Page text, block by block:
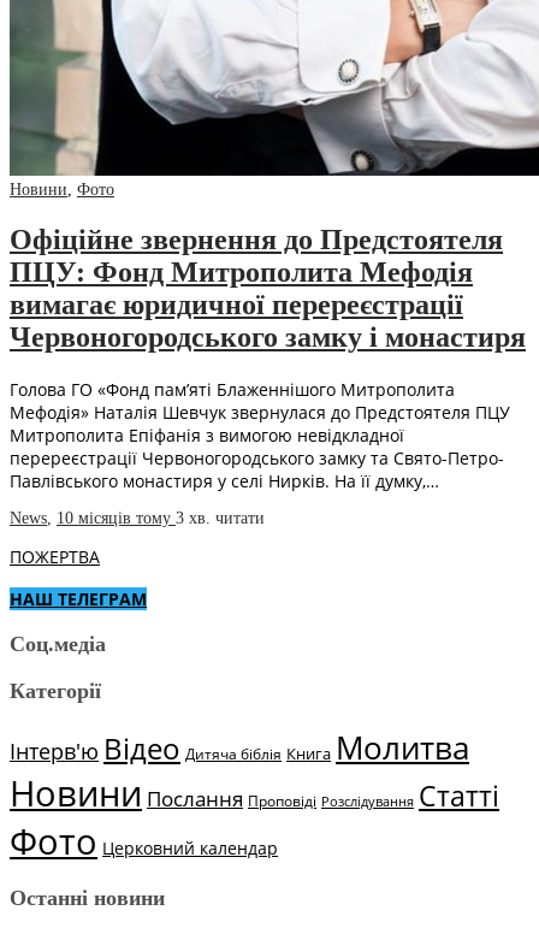
Новини, Фото
Офіційне звернення до Предстоятеля
ПЦУ: Фонд Митрополита Мефодія
вимагає юридичної перереєстрації
Червоногородського замку і монастиря
Голова ГО «Фонд пам’яті Блаженнішого Митрополита
Мефодія» Наталія Шевчук звернулася до Предстоятеля ПЦУ
Митрополита Епіфанія з вимогою невідкладної
перереєстрації Червоногородського замку та Свято-Петро-
Павлівського монастиря у селі Нирків. На її думку,…
News, 10 місяців тому 3 хв. читати
ПОЖЕРТВА
НАШ ТЕЛЕГРАМ
Соц.медіа
Категорії
Інтерв'ю Відео Дитяча біблія Книга Молитва
Новини Послання Проповіді Розслідування Статті
Фото Церковний календар
Останні новини